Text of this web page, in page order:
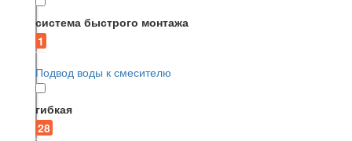
система быстрого монтажа
1
Подвод воды к смесителю
гибкая
28